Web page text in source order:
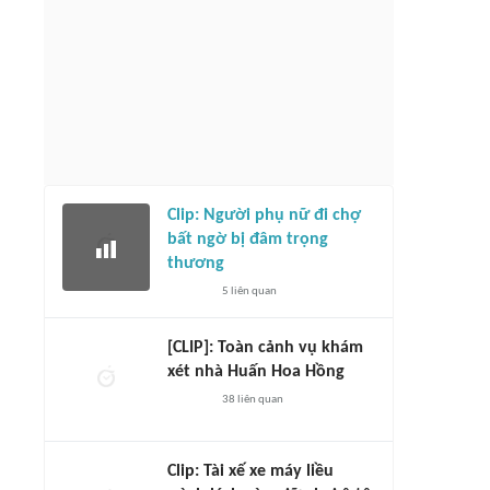
Clip: Người phụ nữ đi chợ
bất ngờ bị đâm trọng
thương
5 liên quan
[CLIP]: Toàn cảnh vụ khám
xét nhà Huấn Hoa Hồng
38 liên quan
Clip: Tài xế xe máy liều